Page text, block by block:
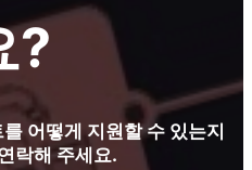
?
어떻게 지원할 수 있는지
락해 주세요.